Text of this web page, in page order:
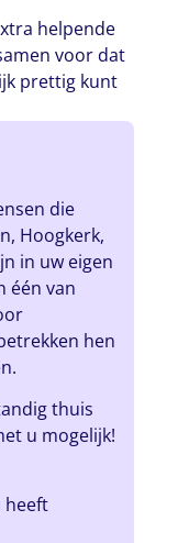
helpende
voor dat
prettig kunt
die
Hoogkerk,
in uw eigen
één van
hen
thuis
u mogelijk!
heeft